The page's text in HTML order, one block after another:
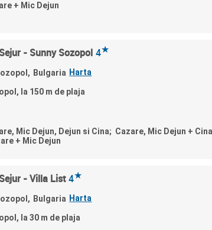
+ Mic Dejun
- Sunny Sozopol 4★
Bulgaria Harta
la 150 m de plaja
Mic Dejun, Dejun si Cina; Cazare, Mic Dejun +
+ Mic Dejun
- Villa List 4★
Bulgaria Harta
la 30 m de plaja